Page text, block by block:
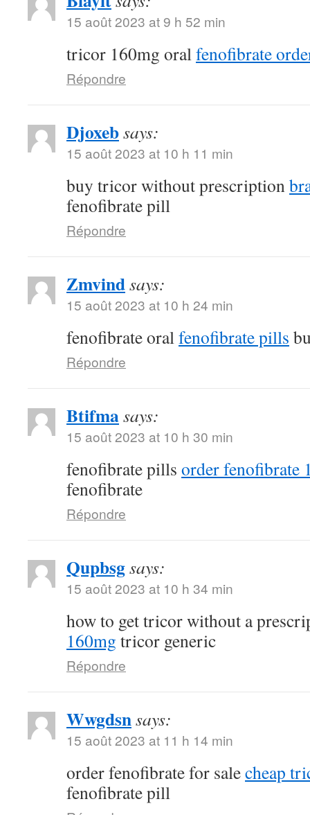
15 août 2023 at 9 h 52 min
tricor 160mg oralfenofibrate
Répondre
Djoxebsays:
15 août 2023 at 10 h 11 min
buy tricor without prescription
fenofibrate pill
Répondre
Zmvindsays:
15 août 2023 at 10 h 24 min
fenofibrate oralfenofibrate pills
Répondre
Btifmasays:
15 août 2023 at 10 h 30 min
fenofibrate pills order fenofibrate
fenofibrate
Répondre
Qupbsgsays:
15 août 2023 at 10 h 34 min
how to get tricor without a
160mg tricor generic
Répondre
Wwgdsnsays:
15 août 2023 at 11 h 14 min
order fenofibrate for salecheap
fenofibrate pill